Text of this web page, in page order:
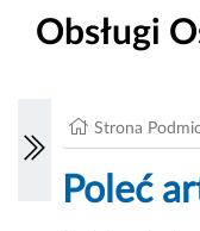
Obsługi
Strona
Poleć